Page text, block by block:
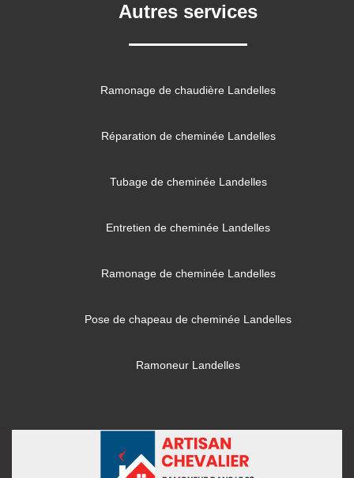
Autres services
Ramonage de chaudière Landelles
Réparation de cheminée Landelles
Tubage de cheminée Landelles
Entretien de cheminée Landelles
Ramonage de cheminée Landelles
Pose de chapeau de cheminée Landelles
Ramoneur Landelles